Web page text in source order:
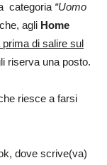
categoria “Uomo
agli Home
di salire sul
riserva una posto.
riesce a farsi
dove scrive(va)